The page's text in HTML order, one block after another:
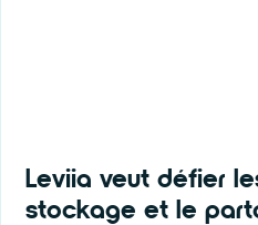
Leviia veut défier
stockage et le